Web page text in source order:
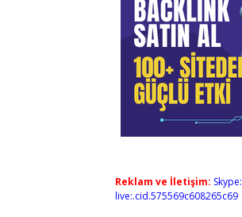
Reklam ve İletişim: Skype:
live:.cid.575569c608265c69